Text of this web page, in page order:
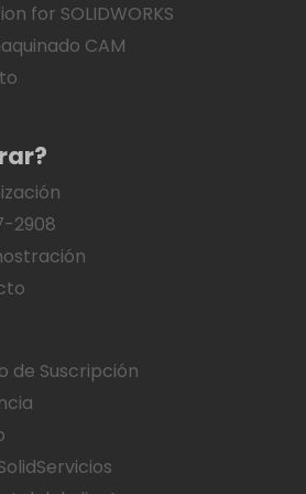
for SOLIDWORKS
CAM
2908
de Suscripción